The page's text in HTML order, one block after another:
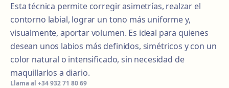
Esta técnica permite corregir asimetrías, realzar el
contorno labial, lograr un tono más uniforme y,
visualmente, aportar volumen. Es ideal para quienes
desean unos labios más definidos, simétricos y con un
color natural o intensificado, sin necesidad de
maquillarlos a diario.
Llama al +34 932 71 80 69